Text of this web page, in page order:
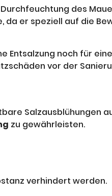
des
da er speziell auf die
Entsalzung noch für eine
vor der
Salzausblühungen
zu gewährleisten.
verhindert werden.